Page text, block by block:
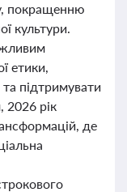
покращенню
культури.
етики,
підтримувати
2026 рік
де